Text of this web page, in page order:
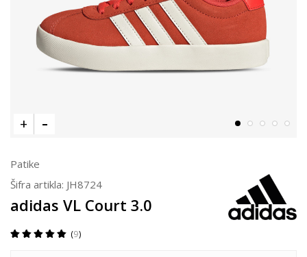
Patike
Šifra artikla: JH8724
adidas VL Court 3.0
9